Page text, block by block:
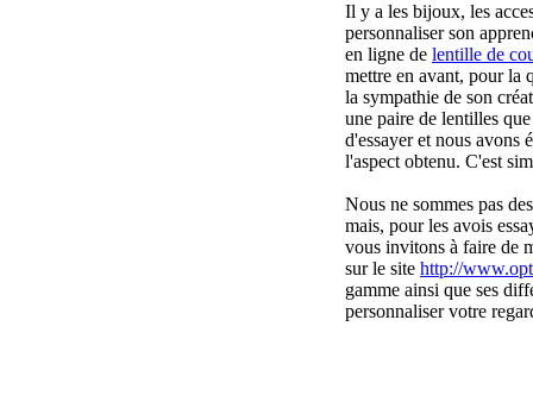
Il y a les bijoux, les
personnaliser son
en ligne de lentille de
mettre en avant, pour la
la sympathie de son
une paire de lentilles
d'essayer et nous avons
l'aspect obtenu. C'est
Nous ne sommes pas
mais, pour les avois
vous invitons à faire de
sur le site http://
gamme ainsi que ses
personnaliser votre